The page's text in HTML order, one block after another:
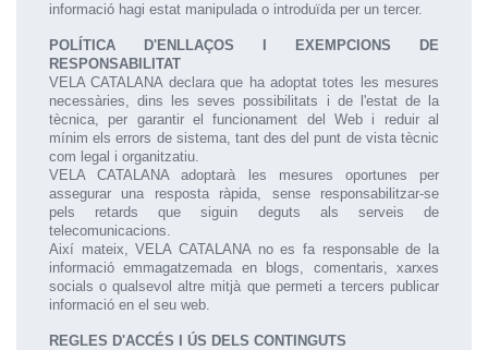
informació hagi estat manipulada o introduïda per un tercer.
POLÍTICA D'ENLLAÇOS I EXEMPCIONS DE
RESPONSABILITAT
VELA CATALANA declara que ha adoptat totes les mesures
necessàries, dins les seves possibilitats i de l'estat de la
tècnica, per garantir el funcionament del Web i reduir al
mínim els errors de sistema, tant des del punt de vista tècnic
com legal i organitzatiu.
VELA CATALANA adoptarà les mesures oportunes per
assegurar una resposta ràpida, sense responsabilitzar-se
pels retards que siguin deguts als serveis de
telecomunicacions.
Així mateix, VELA CATALANA no es fa responsable de la
informació emmagatzemada en blogs, comentaris, xarxes
socials o qualsevol altre mitjà que permeti a tercers publicar
informació en el seu web.
REGLES D'ACCÉS I ÚS DELS CONTINGUTS